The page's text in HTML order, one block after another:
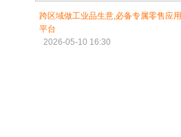
跨区域做工业品生意,必备专属零售应用
平台
2026-05-10 16:30